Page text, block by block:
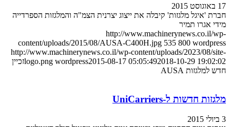
17 באוגוסט 2015
חברת 'איגל מלגזות' קיבלה את ייצוג יצרנית הצמ"ה והמלגזות הספרדייה
מידי אגרו תמיר
http://www.machinerynews.co.il/wp-
content/uploads/2015/08/AUSA-C400H.jpg 535 800 wordpress
http://www.machinerynews.co.il/wp-content/uploads/2023/08/site-
logo.png wordpress2015-08-17 05:05:492018-10-29 19:02:02
זכיין
חדש למלגזות AUSA
מלגזות חדשות ל-UniCarriers
3 ביולי 2015